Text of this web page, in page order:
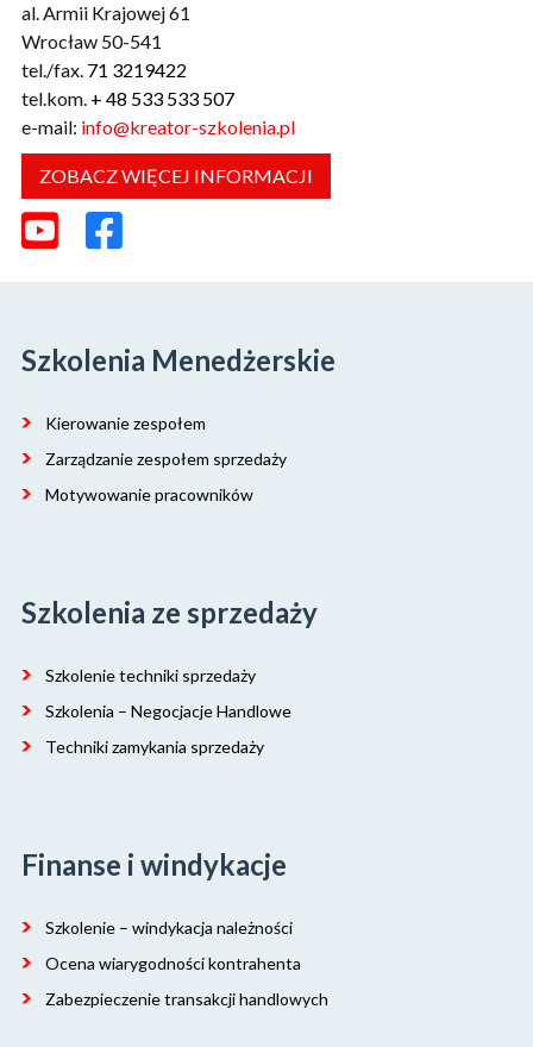
al. Armii Krajowej 61
Wrocław 50-541
tel./fax. 71 3219422
tel.kom. + 48 533 533 507
e-mail: info@kreator-szkolenia.pl
ZOBACZ WIĘCEJ INFORMACJI
Szkolenia Menedżerskie
Kierowanie zespołem
Zarządzanie zespołem sprzedaży
Motywowanie pracowników
Szkolenia ze sprzedaży
Szkolenie techniki sprzedaży
Szkolenia – Negocjacje Handlowe
Techniki zamykania sprzedaży
Finanse i windykacje
Szkolenie – windykacja należności
Ocena wiarygodności kontrahenta
Zabezpieczenie transakcji handlowych